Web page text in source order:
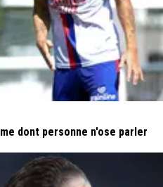
dont personne n'ose parler